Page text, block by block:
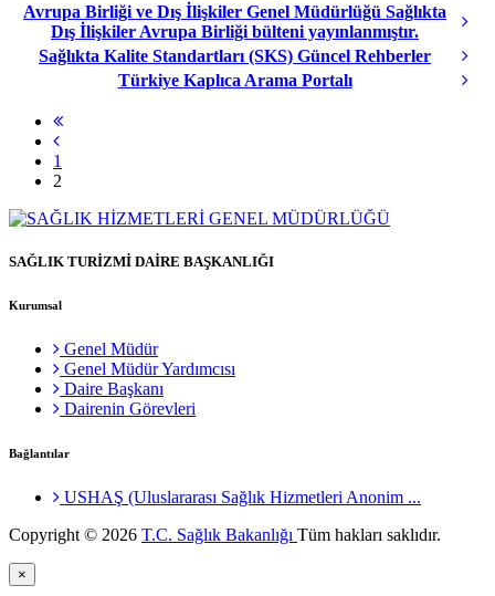
Avrupa Birliği ve Dış İlişkiler Genel Müdürlüğü Sağlıkta
Dış İlişkiler Avrupa Birliği bülteni yayınlanmıştır.
Sağlıkta Kalite Standartları (SKS) Güncel Rehberler
Türkiye Kaplıca Arama Portalı
1
2
SAĞLIK TURİZMİ DAİRE BAŞKANLIĞI
Kurumsal
Genel Müdür
Genel Müdür Yardımcısı
Daire Başkanı
Dairenin Görevleri
Bağlantılar
USHAŞ (Uluslararası Sağlık Hizmetleri Anonim ...
Copyright © 2026 T.C. Sağlık Bakanlığı Tüm hakları saklıdır.
×